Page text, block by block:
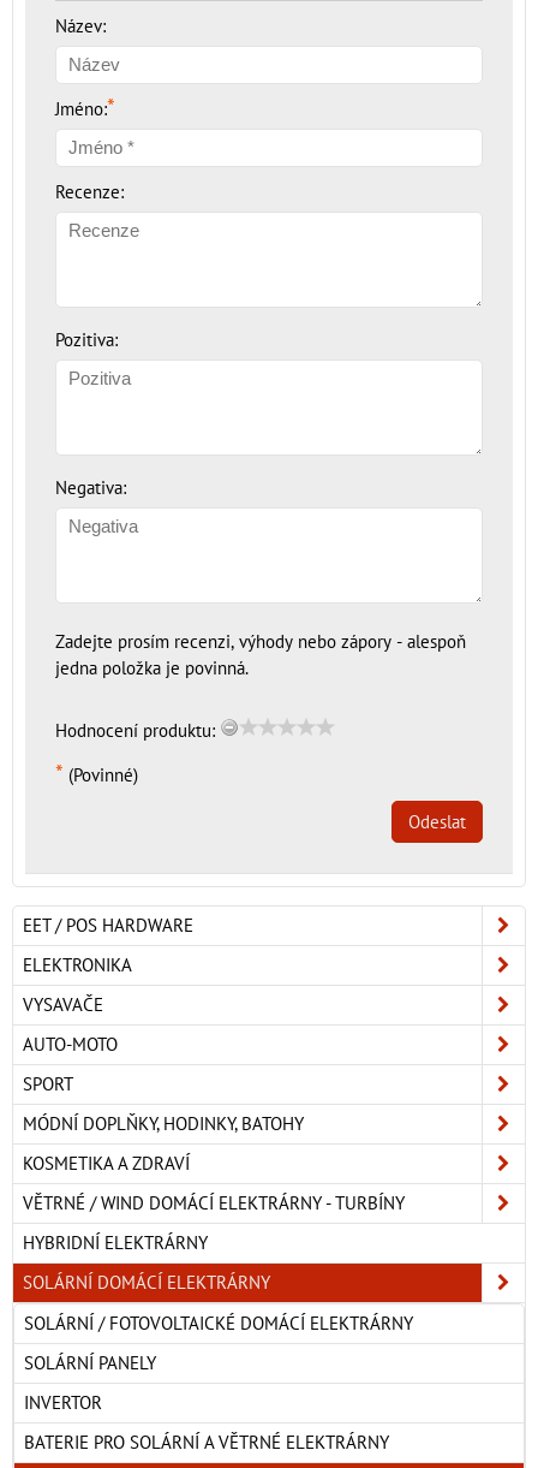
Název:
Jméno:*
Recenze:
Pozitiva:
Negativa:
Zadejte prosím recenzi, výhody nebo zápory - alespoň
jedna položka je povinná.
Hodnocení produktu:
* (Povinné)
Odeslat
EET / POS HARDWARE
ELEKTRONIKA
VYSAVAČE
AUTO-MOTO
SPORT
MÓDNÍ DOPLŇKY, HODINKY, BATOHY
KOSMETIKA A ZDRAVÍ
VĚTRNÉ / WIND DOMÁCÍ ELEKTRÁRNY - TURBÍNY
HYBRIDNÍ ELEKTRÁRNY
SOLÁRNÍ DOMÁCÍ ELEKTRÁRNY
SOLÁRNÍ / FOTOVOLTAICKÉ DOMÁCÍ ELEKTRÁRNY
SOLÁRNÍ PANELY
INVERTOR
BATERIE PRO SOLÁRNÍ A VĚTRNÉ ELEKTRÁRNY